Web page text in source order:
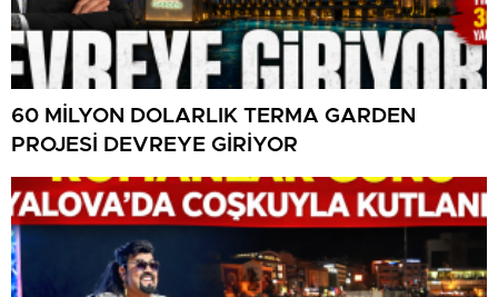
60 MİLYON DOLARLIK TERMA GARDEN
PROJESİ DEVREYE GİRİYOR